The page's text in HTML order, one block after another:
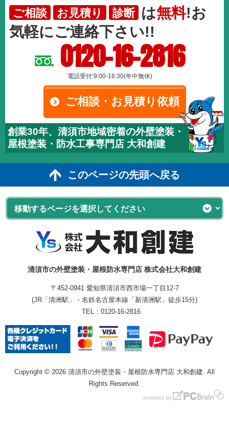
ご相談 お見積り 診断 は無料!お
気軽にご連絡下さい!!
0120-16-2816
電話受付:9:00-16:30(年中無休)
ご相談・お見積り依頼
創業30年、清須市地域密着の外壁塗装・
屋根塗装・防水工事専門店 大和創建
このページの先頭へ戻る
清須市の外壁塗装・屋根防水専門店 株式会社大和創建
〒452-0941 愛知県清須市西市場一丁目12-7
(JR「清洲駅」・名鉄名古屋本線「新清洲駅」徒歩15分)
TEL： 0120-16-2816
Copyright © 2026 清須市の外壁塗装・屋根防水専門店 大和創建. All
Rights Reserved.